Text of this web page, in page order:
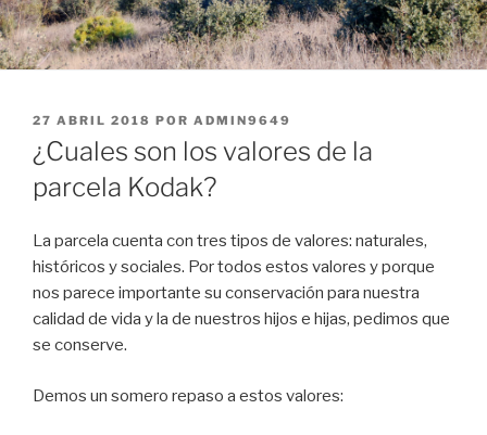
PUBLICADO
EL
27 ABRIL 2018 POR ADMIN9649
¿Cuales son los valores de la
parcela Kodak?
La parcela cuenta con tres tipos de valores: naturales,
históricos y sociales. Por todos estos valores y porque
nos parece importante su conservación para nuestra
calidad de vida y la de nuestros hijos e hijas, pedimos que
se conserve.
Demos un somero repaso a estos valores: